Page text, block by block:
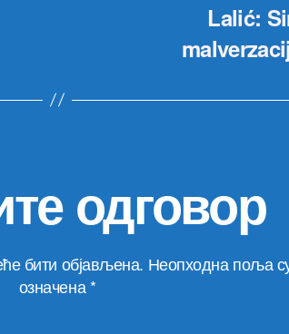
Lalić:
одговор
бити објављена. Неопходна поља
означена *